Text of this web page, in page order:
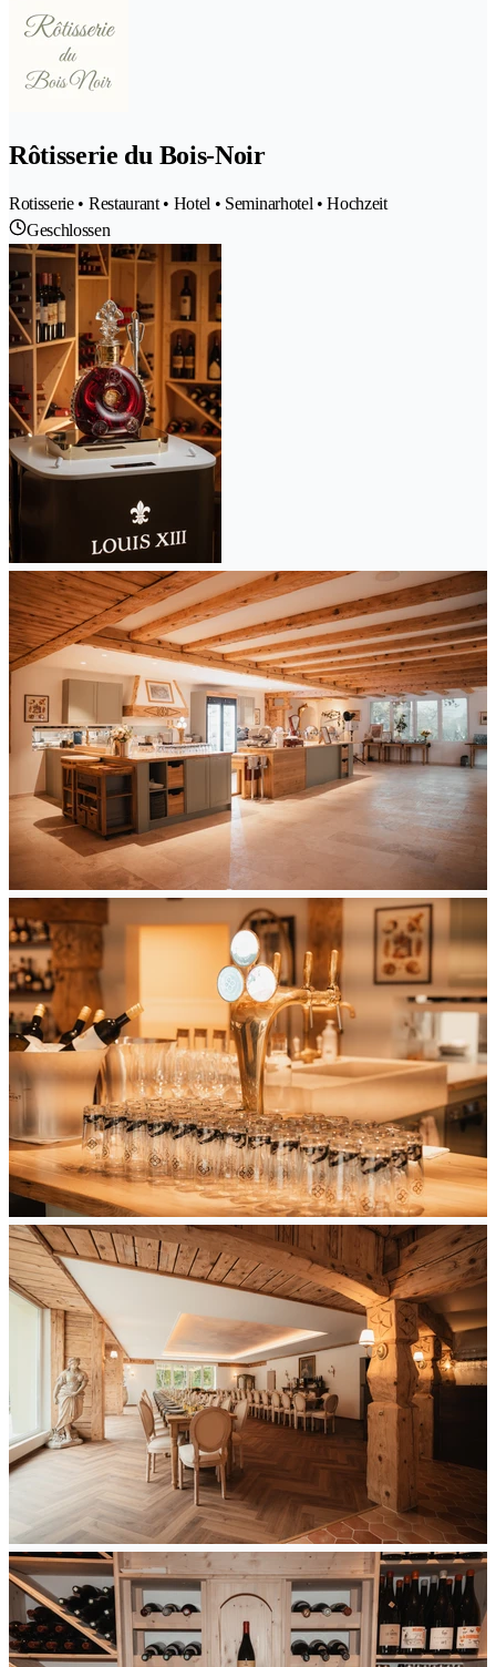
Rôtisserie du Bois-Noir
Rotisserie • Restaurant • Hotel • Seminarhotel • Hochzeit
Geschlossen